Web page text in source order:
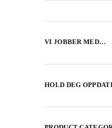
VI JOBBER MED…
HOLD DEG